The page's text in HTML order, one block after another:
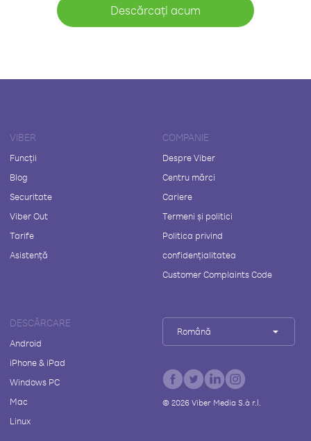
Descărcați acum
VIBER
Funcții
Blog
Securitate
Viber Out
Tarife
Asistență
COMPANIE
Despre Viber
Centru mărci
Cariere
Termeni și politici
Politica privind
confidențialitatea
Customer Complaints Code
DESCĂRCARE
Android
iPhone & iPad
Windows PC
Mac
Linux
Română
© 2026Viber Media S.à r.l.